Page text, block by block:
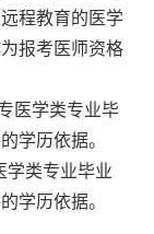
程教育的医学
报考医师资格
医学类专业毕
学历依据。
类专业毕业
学历依据。